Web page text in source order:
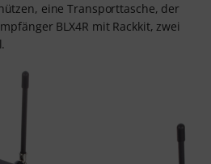
eine Transporttasche, der
BLX4R mit Rackkit, zwei